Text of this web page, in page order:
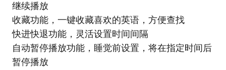
继续播放
收藏功能，一键收藏喜欢的英语，方便查找
快进快退功能，灵活设置时间间隔
自动暂停播放功能，睡觉前设置，将在指定时间后
暂停播放